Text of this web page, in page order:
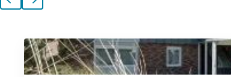
Vorherige
Nächste